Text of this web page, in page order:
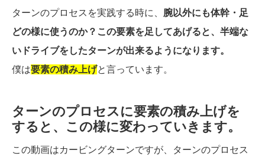
ターンのプロセスを実践する時に、 腕以外にも体幹・足
どの様に使うのか？この要素を足してあげると、半端な
いドライブをしたターンが出来るようになります。
僕は要素の積み上げと言っています。
ターンのプロセスに要素の積み上げを
すると、この様に変わっていきます。
この動画はカービングターンですが、ターンのプロセス